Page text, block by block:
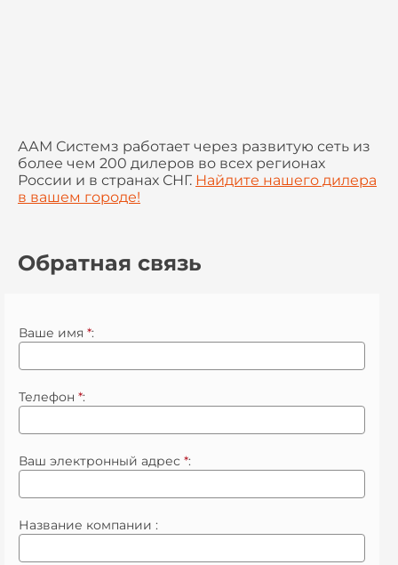
ААМ Системз работает через развитую сеть из
более чем 200 дилеров во всех регионах
России и в странах СНГ. Найдите нашего дилера
в вашем городе!
Обратная связь
Ваше имя *:
Телефон *:
Ваш электронный адрес *:
Название компании :